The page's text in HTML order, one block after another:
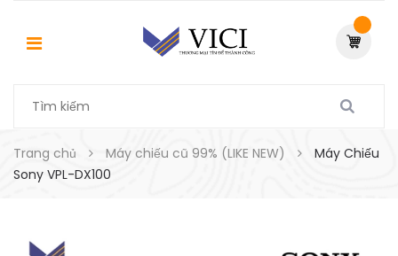
Trang chủ Máy chiếu cũ 99% (LIKE NEW)
Máy Chiếu
Sony VPL-DX100